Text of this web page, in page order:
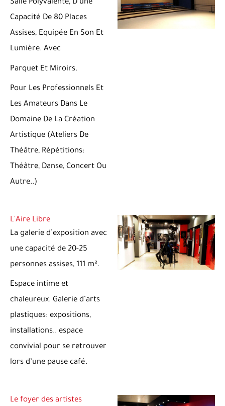
Salle Polyvalente, D’une
Capacité De 80 Places
Assises, Equipée En Son Et
Lumière. Avec
Parquet Et Miroirs.
Pour Les Professionnels Et
Les Amateurs Dans Le
Domaine De La Création
Artistique (ateliers De
Théâtre, Répétitions:
Théâtre, Danse, Concert Ou
Autre..)
L'Aire Libre
La galerie d’exposition avec
une capacité de 20-25
personnes assises, 111 m².
Espace intime et
chaleureux. Galerie d’arts
plastiques: expositions,
installations.. espace
convivial pour se retrouver
lors d’une pause café.
Le foyer des artistes